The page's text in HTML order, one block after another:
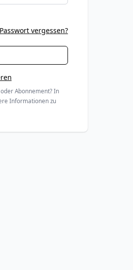
Passwort vergessen?
Abonnement? In
Informationen zu